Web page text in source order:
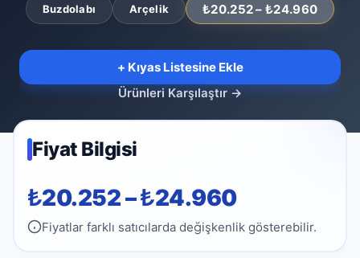
Buzdolabı Arçelik ₺20.252 – ₺24.960
+ Kıyas Listesine Ekle
Ürünleri Karşılaştır→
Fiyat Bilgisi
₺20.252 – ₺24.960
Fiyatlar farklı satıcılarda değişkenlik gösterebilir.